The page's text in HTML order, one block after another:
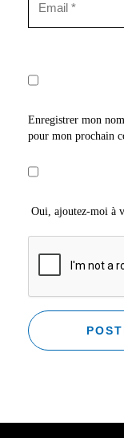
Enregistrer mon
pour mon prochain
Oui, ajoutez-moi à